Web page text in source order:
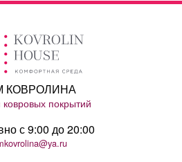
КОВРОЛИНА
покрытий
с 9:00 до 20:00